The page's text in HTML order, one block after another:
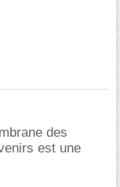
des
est une